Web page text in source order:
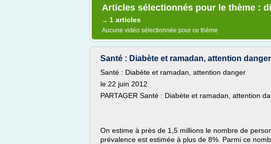
Articles sélectionnés pour le thème :
→ 1 articles
Aucune vidéo sélectionnée pour ce thème
Santé : Diabète et ramadan, attention
Santé : Diabète et ramadan, attention danger
le 22 juin 2012
PARTAGER Santé : Diabète et ramadan, attention
On estime à près de 1,5 millions le nombre de
prévalence est estimée à plus de 8%. Parmi ce